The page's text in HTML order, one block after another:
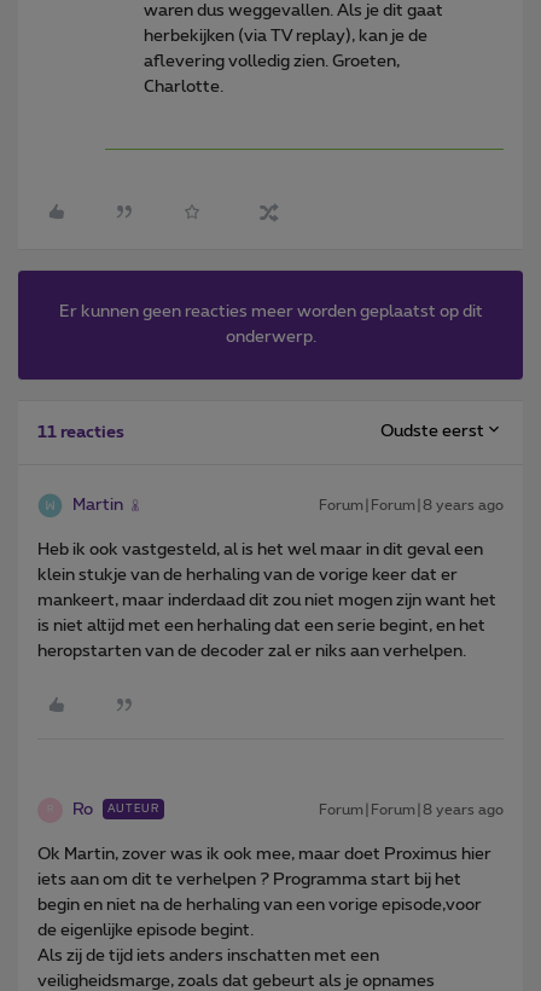
waren dus weggevallen. Als je dit gaat
herbekijken (via TV replay), kan je de
aflevering volledig zien. Groeten,
Charlotte.
Er kunnen geen reacties meer worden geplaatst op dit
onderwerp.
11 reacties Oudste eerst
Martin Forum|Forum|8 years ago
Heb ik ook vastgesteld, al is het wel maar in dit geval een
klein stukje van de herhaling van de vorige keer dat er
mankeert, maar inderdaad dit zou niet mogen zijn want het
is niet altijd met een herhaling dat een serie begint, en het
heropstarten van de decoder zal er niks aan verhelpen.
Ro AUTEUR Forum|Forum|8 years ago
Ok Martin, zover was ik ook mee, maar doet Proximus hier
iets aan om dit te verhelpen ? Programma start bij het
begin en niet na de herhaling van een vorige episode,voor
de eigenlijke episode begint.
Als zij de tijd iets anders inschatten met een
veiligheidsmarge, zoals dat gebeurt als je opnames